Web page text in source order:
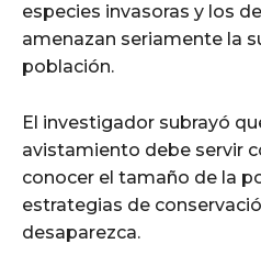
especies invasoras y los
amenazan seriamente la
población.
El investigador subrayó
avistamiento debe servir
conocer el tamaño de la
estrategias de
desaparezca.